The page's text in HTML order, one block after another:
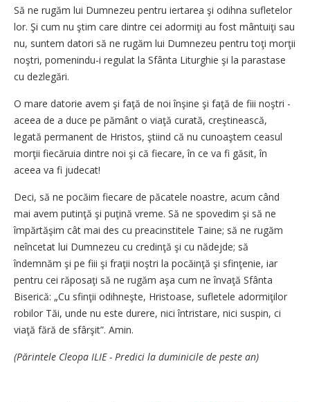
Să ne rugăm lui Dumnezeu pentru iertarea şi odihna sufletelor
lor. Şi cum nu ştim care dintre cei adormiţi au fost mântuiţi sau
nu, suntem datori să ne rugăm lui Dumnezeu pentru toţi morţii
noştri, pomenindu-i regulat la Sfânta Liturghie şi la parastase
cu dezlegări.
O mare datorie avem şi faţă de noi înşine şi faţă de fiii noştri -
aceea de a duce pe pământ o viaţă curată, creştinească,
legată permanent de Hristos, ştiind că nu cunoaştem ceasul
morţii fiecăruia dintre noi şi că fiecare, în ce va fi găsit, în
aceea va fi judecat!
Deci, să ne pocăim fiecare de păcatele noastre, acum când
mai avem putinţă şi puţină vreme. Să ne spovedim şi să ne
împărtăşim cât mai des cu preacinstitele Taine; să ne rugăm
neîncetat lui Dumnezeu cu credinţă şi cu nădejde; să
îndemnăm şi pe fiii şi fraţii noştri la pocăinţă şi sfinţenie, iar
pentru cei răposaţi să ne rugăm aşa cum ne învaţă Sfânta
Biserică: „Cu sfinţii odihneşte, Hristoase, sufletele adormiţilor
robilor Tăi, unde nu este durere, nici întristare, nici suspin, ci
viaţă fără de sfârşit”. Amin.
(Părintele Cleopa ILIE - Predici la duminicile de peste an)